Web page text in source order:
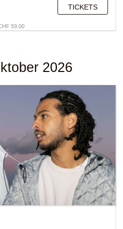
TICKETS
59.00
2026